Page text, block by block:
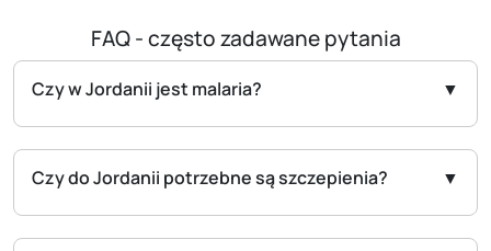
FAQ - często zadawane pytania
Czy w Jordanii jest malaria?
Czy do Jordanii potrzebne są szczepienia?